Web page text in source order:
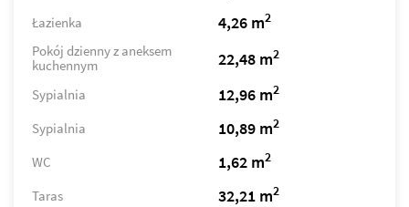
Łazienka 4,26 m2
Pokój dzienny z aneksem
kuchennym
22,48 m2
Sypialnia 12,96 m2
Sypialnia 10,89 m2
WC 1,62 m2
Taras 32,21 m2